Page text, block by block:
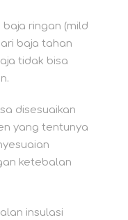
ringan (mild
baja tahan
tidak bisa
disesuaikan
yang tentunya
ketebalan
insulasi